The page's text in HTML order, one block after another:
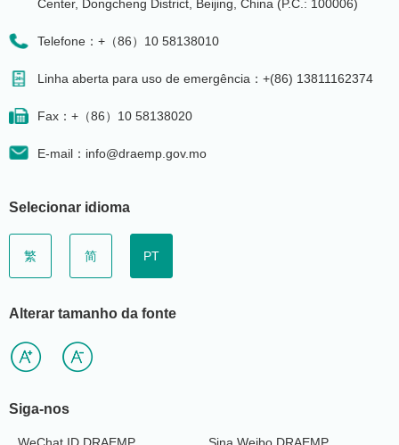
Center, Dongcheng District, Beijing, China (P.C.: 100006)
Telefone：+（86）10 58138010
Linha aberta para uso de emergência：+(86) 13811162374
Fax：+（86）10 58138020
E-mail：info@draemp.gov.mo
Selecionar idioma
繁 简 PT
Alterar tamanho da fonte
Siga-nos
WeChat ID DRAEMP Sina Weibo DRAEMP